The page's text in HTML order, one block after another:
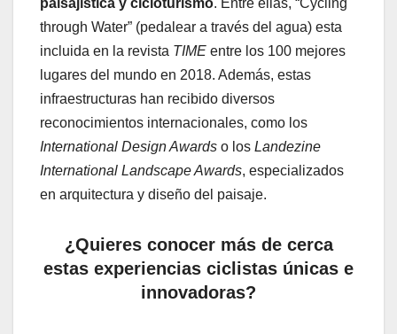
through Water” (pedalear a través del agua) esta
incluida en la revista TIME entre los 100 mejores
lugares del mundo en 2018. Además, estas
infraestructuras han recibido diversos
reconocimientos internacionales, como los
International Design Awards o los Landezine
International Landscape Awards, especializados
en arquitectura y diseño del paisaje.
¿Quieres conocer más de cerca
estas experiencias ciclistas únicas e
innovadoras?